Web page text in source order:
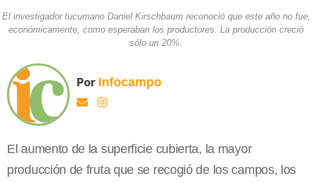
El investigador tucumano Daniel Kirschbaum reconoció que este año no fue,
económicamente, como esperaban los productores. La producción creció
sólo un 20%.
Por Infocampo
El aumento de la superficie cubierta, la mayor
producción de fruta que se recogió de los campos, los